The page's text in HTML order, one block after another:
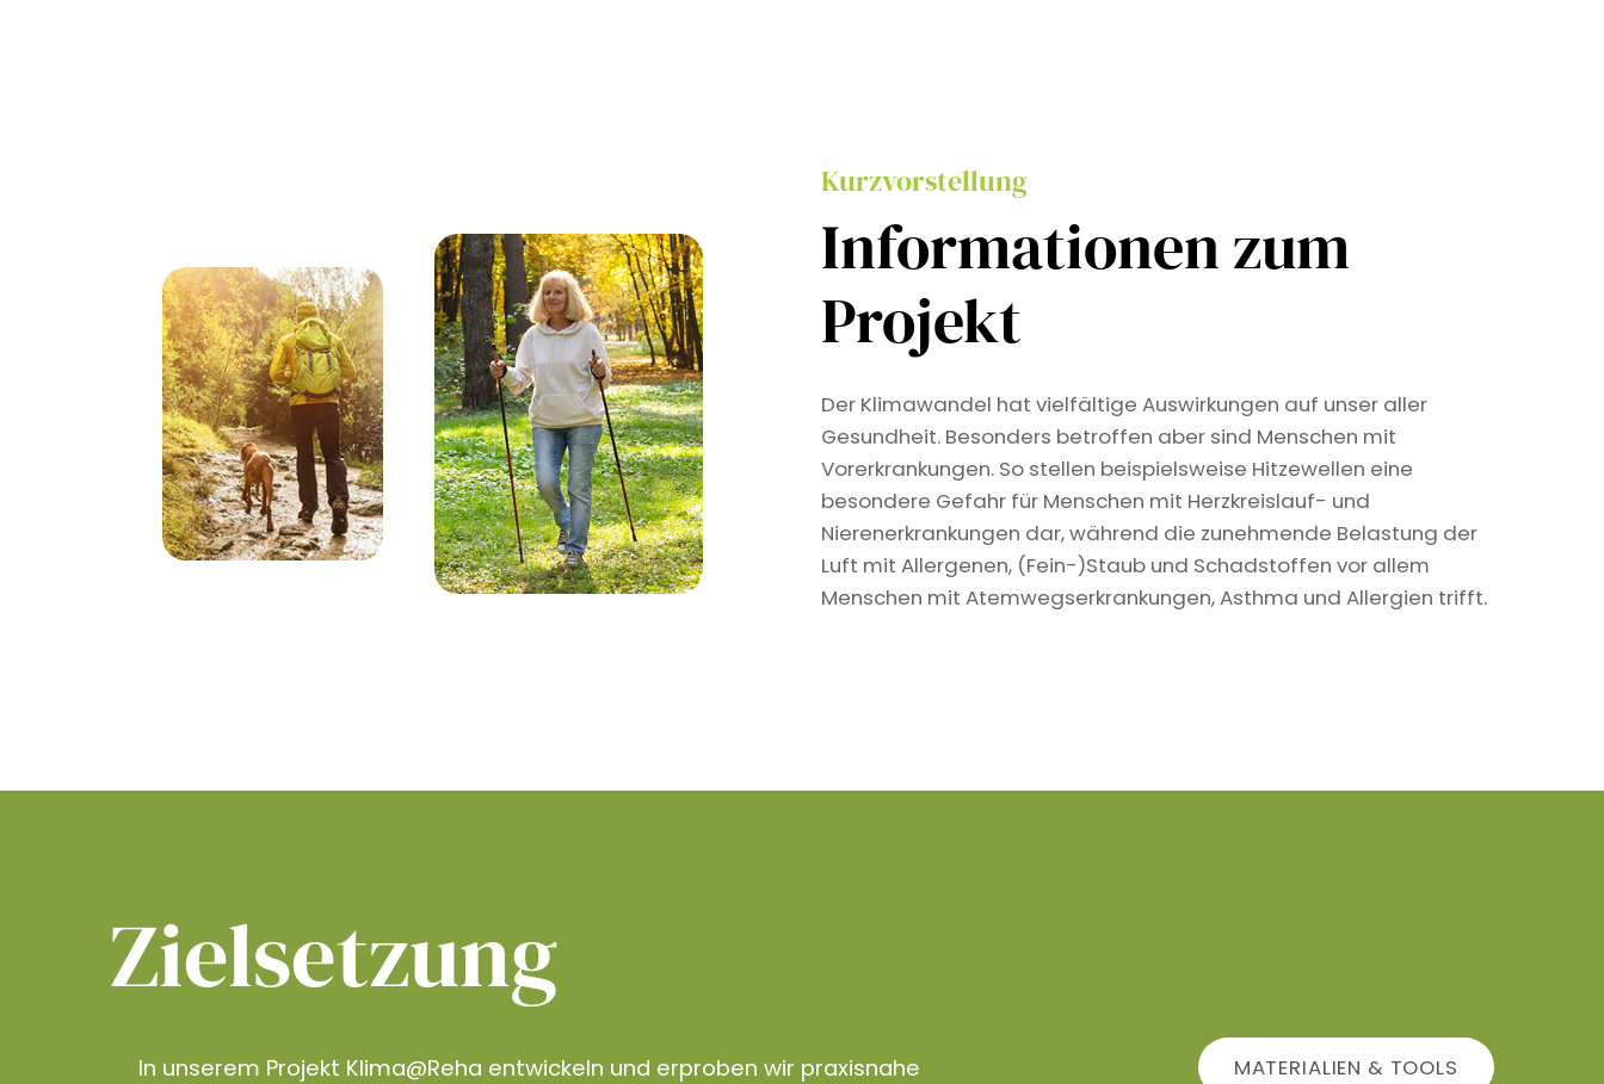
Kurzvorstellung
Informationen zum
Projekt
Der Klimawandel hat vielfältige Auswirkungen auf unser aller
Gesundheit. Besonders betroffen aber sind Menschen mit
Vorerkrankungen. So stellen beispielsweise Hitzewellen eine
besondere Gefahr für Menschen mit Herzkreislauf- und
Nierenerkrankungen dar, während die zunehmende Belastung der
Luft mit Allergenen, (Fein-)Staub und Schadstoffen vor allem
Menschen mit Atemwegserkrankungen, Asthma und Allergien trifft.
Zielsetzung
In unserem Projekt Klima@Reha entwickeln und erproben wir praxisnahe
MATERIALIEN & TOOLS